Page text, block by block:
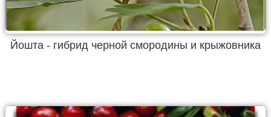
Йошта - гибрид черной смородины и крыжовника